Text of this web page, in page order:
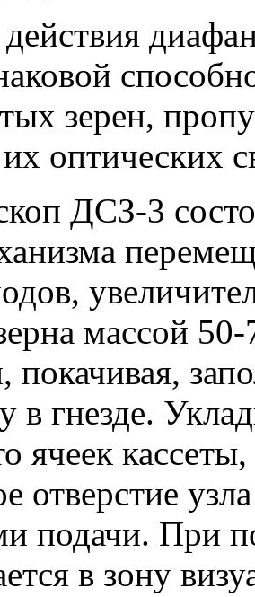
зерен,
оптических
ДСЗ-3
массой
покачивая,
в гнезде.
ячеек
отверстие
подачи. При
в зону